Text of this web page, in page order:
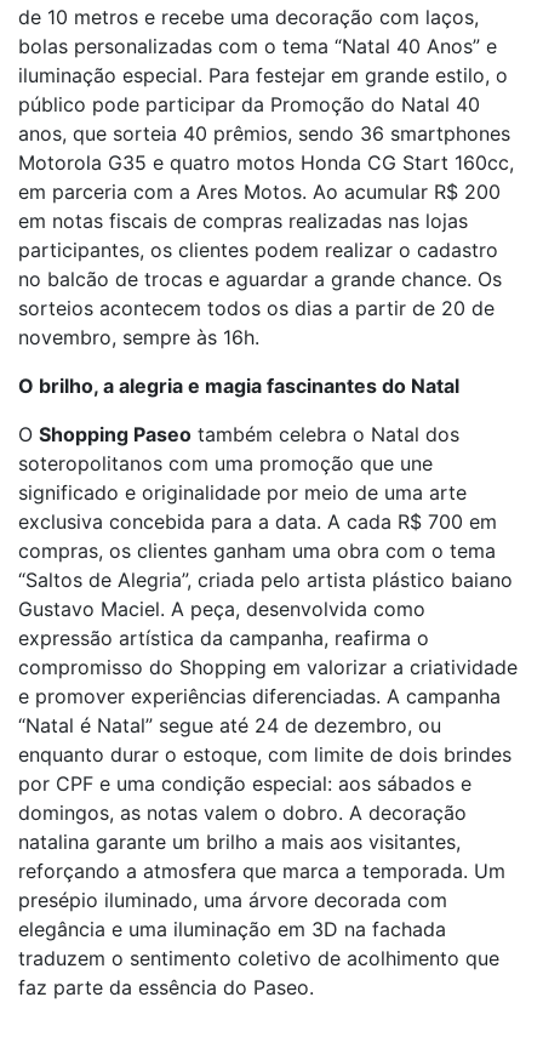
de 10 metros e recebe uma decoração com laços,
bolas personalizadas com o tema “Natal 40 Anos” e
iluminação especial. Para festejar em grande estilo, o
público pode participar da Promoção do Natal 40
anos, que sorteia 40 prêmios, sendo 36 smartphones
Motorola G35 e quatro motos Honda CG Start 160cc,
em parceria com a Ares Motos. Ao acumular R$ 200
em notas fiscais de compras realizadas nas lojas
participantes, os clientes podem realizar o cadastro
no balcão de trocas e aguardar a grande chance. Os
sorteios acontecem todos os dias a partir de 20 de
novembro, sempre às 16h.
O brilho, a alegria e magia fascinantes do Natal
O Shopping Paseo também celebra o Natal dos
soteropolitanos com uma promoção que une
significado e originalidade por meio de uma arte
exclusiva concebida para a data. A cada R$ 700 em
compras, os clientes ganham uma obra com o tema
“Saltos de Alegria”, criada pelo artista plástico baiano
Gustavo Maciel. A peça, desenvolvida como
expressão artística da campanha, reafirma o
compromisso do Shopping em valorizar a criatividade
e promover experiências diferenciadas. A campanha
“Natal é Natal” segue até 24 de dezembro, ou
enquanto durar o estoque, com limite de dois brindes
por CPF e uma condição especial: aos sábados e
domingos, as notas valem o dobro. A decoração
natalina garante um brilho a mais aos visitantes,
reforçando a atmosfera que marca a temporada. Um
presépio iluminado, uma árvore decorada com
elegância e uma iluminação em 3D na fachada
traduzem o sentimento coletivo de acolhimento que
faz parte da essência do Paseo.